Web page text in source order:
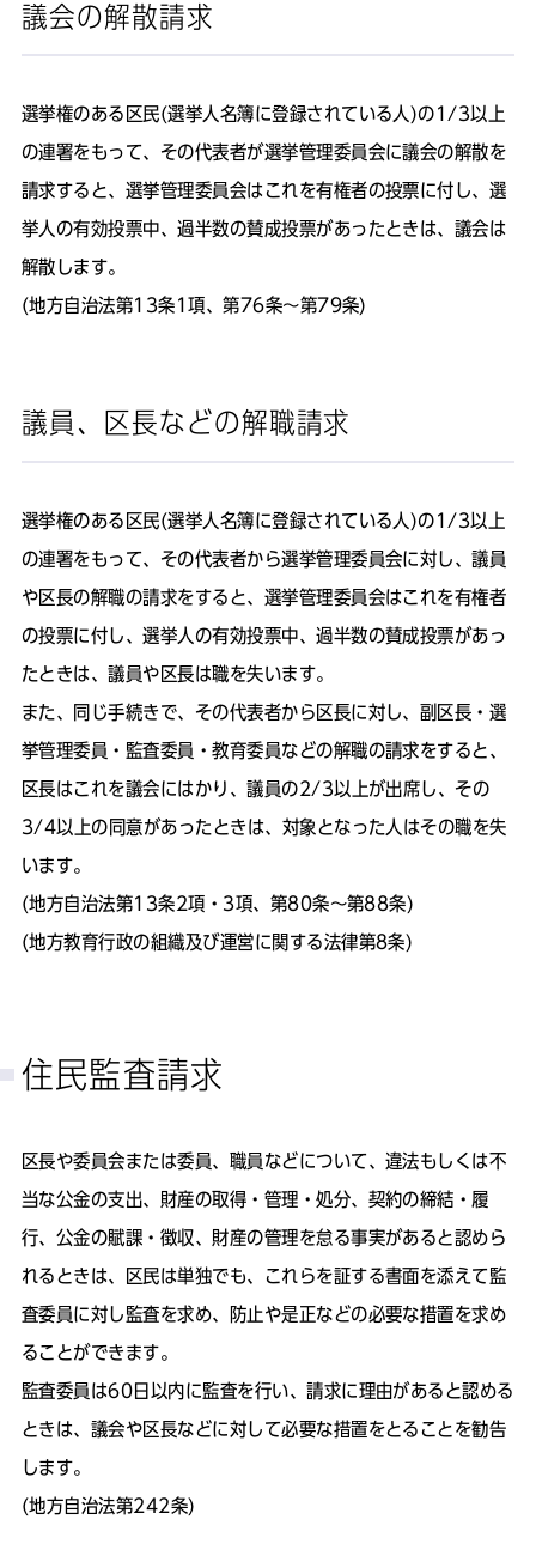
議会の解散請求
選挙権のある区民(選挙人名簿に登録されている人)の1/3以上
の連署をもって、その代表者が選挙管理委員会に議会の解散を
請求すると、選挙管理委員会はこれを有権者の投票に付し、選
挙人の有効投票中、過半数の賛成投票があったときは、議会は
解散します。
(地方自治法第13条1項、第76条～第79条)
議員、区長などの解職請求
選挙権のある区民(選挙人名簿に登録されている人)の1/3以上
の連署をもって、その代表者から選挙管理委員会に対し、議員
や区長の解職の請求をすると、選挙管理委員会はこれを有権者
の投票に付し、選挙人の有効投票中、過半数の賛成投票があっ
たときは、議員や区長は職を失います。
また、同じ手続きで、その代表者から区長に対し、副区長・選
挙管理委員・監査委員・教育委員などの解職の請求をすると、
区長はこれを議会にはかり、議員の2/3以上が出席し、その
3/4以上の同意があったときは、対象となった人はその職を失
います。
(地方自治法第13条2項・3項、第80条～第88条)
(地方教育行政の組織及び運営に関する法律第8条)
住民監査請求
区長や委員会または委員、職員などについて、違法もしくは不
当な公金の支出、財産の取得・管理・処分、契約の締結・履
行、公金の賦課・徴収、財産の管理を怠る事実があると認めら
れるときは、区民は単独でも、これらを証する書面を添えて監
査委員に対し監査を求め、防止や是正などの必要な措置を求め
ることができます。
監査委員は60日以内に監査を行い、請求に理由があると認める
ときは、議会や区長などに対して必要な措置をとることを勧告
します。
(地方自治法第242条)